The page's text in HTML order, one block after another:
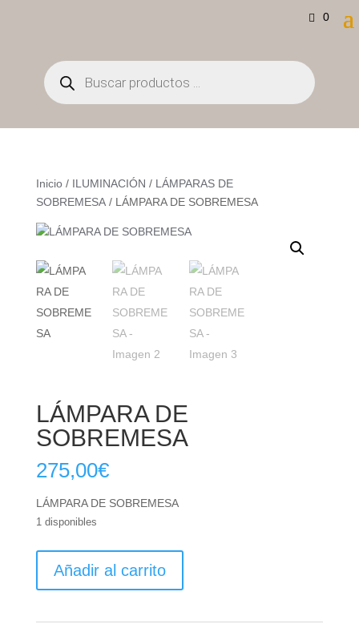
0
Búsqueda
de
productos
Inicio/ ILUMINACIÓN / LÁMPARAS DE
SOBREMESA/ LÁMPARA DE SOBREMESA
LÁMPARA DE
SOBREMESA
275,00€
LÁMPARA DE SOBREMESA
1 disponibles
Añadir al carrito